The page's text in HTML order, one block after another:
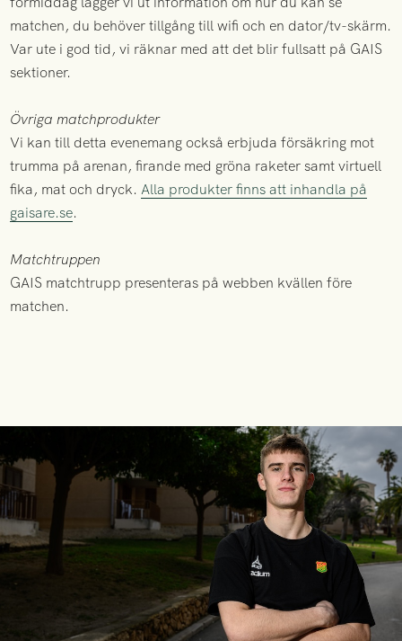
matchen, du behöver tillgång till wifi och en dator/tv-skärm.
Var ute i god tid, vi räknar med att det blir fullsatt på GAIS
sektioner.
Övriga matchprodukter
Vi kan till detta evenemang också erbjuda försäkring mot
trumma på arenan, firande med gröna raketer samt virtuell
fika, mat och dryck.Alla produkter finns att inhandla på
gaisare.se.
Matchtruppen
GAIS matchtrupp presenteras på webben kvällen före
matchen.